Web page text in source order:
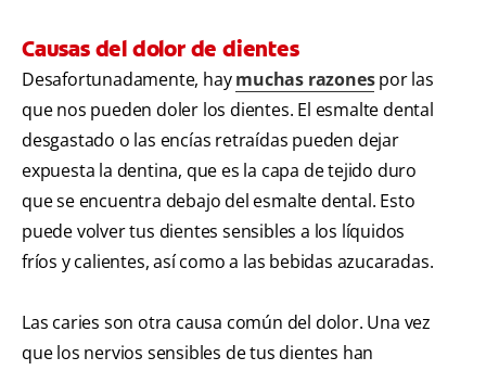
Causas del dolor de dientes
Desafortunadamente, haymuchas razonespor las
que nos pueden doler los dientes. El esmalte dental
desgastado o las encías retraídas pueden dejar
expuesta la dentina, que es la capa de tejido duro
que se encuentra debajo del esmalte dental. Esto
puede volver tus dientes sensibles a los líquidos
fríos y calientes, así como a las bebidas azucaradas.
Las caries son otra causa común del dolor. Una vez
que los nervios sensibles de tus dientes han